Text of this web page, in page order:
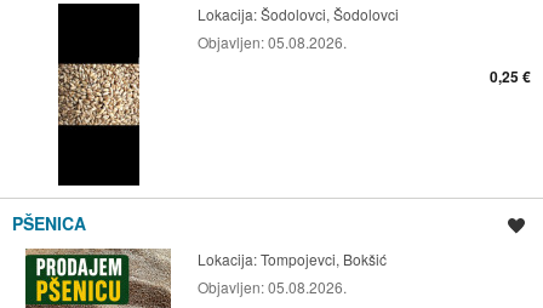
Lokacija:Šodolovci, Šodolovci
Objavljen:05.08.2026.
0,25 €
PŠENICA
Lokacija:Tompojevci, Bokšić
Objavljen:05.08.2026.